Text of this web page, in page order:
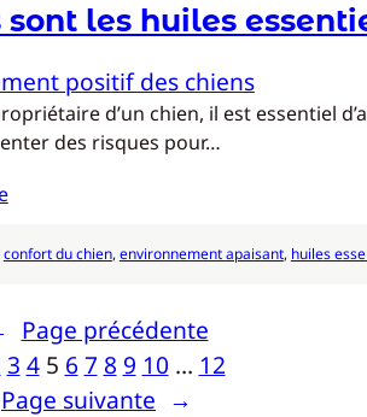
sont les huiles
positif des chiens
d’un chien, il est essentiel
des risques pour…
confort du chien, environnement apaisant, huiles
Page précédente
3 4 5 6 7 8 9 10 … 12
Page suivante →